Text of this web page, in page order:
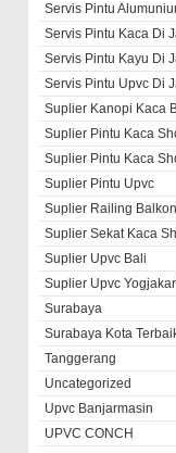
Servis Pintu
Servis Pintu Kaca Di
Servis Pintu Kayu Di
Servis Pintu Upvc Di
Suplier Kanopi Kaca
Suplier Pintu Kaca
Suplier Pintu Kaca
Suplier Pintu Upvc
Suplier Railing Balkon
Suplier Sekat Kaca
Suplier Upvc Bali
Suplier Upvc
Surabaya
Surabaya Kota
Tanggerang
Uncategorized
Upvc Banjarmasin
UPVC CONCH